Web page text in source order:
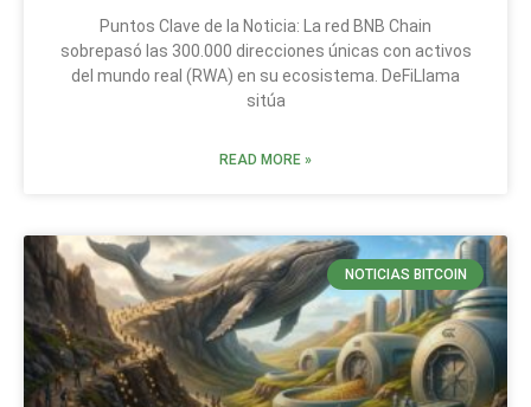
Puntos Clave de la Noticia: La red BNB Chain
sobrepasó las 300.000 direcciones únicas con activos
del mundo real (RWA) en su ecosistema. DeFiLlama
sitúa
READ MORE »
NOTICIAS BITCOIN